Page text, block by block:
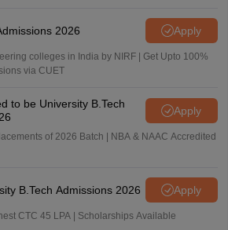
2026 Apply
colleges in India by NIRF | Get Upto 100%
via CUET
to be University B.Tech
Apply
of 2026 Batch | NBA & NAAC Accredited
B.Tech Admissions 2026 Apply
CTC 45 LPA | Scholarships Available